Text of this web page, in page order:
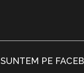
SUNTEM PE